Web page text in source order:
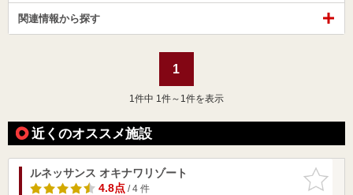
関連情報から探す
1
1 件中 1件～1件を表示
近くのオススメ施設
お気に入
りに追加
ルネッサンス オキナワリゾート
4.8点/ 4 件